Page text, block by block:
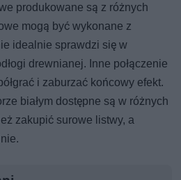
produkowane są z różnych
mogą być wykonane z
idealnie sprawdzi się w
drewnianej. Inne połączenie
i zaburzać końcowy efekt.
białym dostępne są w różnych
zakupić surowe listwy, a